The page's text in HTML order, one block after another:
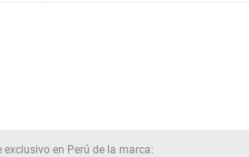
exclusivo en Perú de la marca: